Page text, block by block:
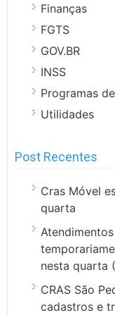
Finanças
FGTS
GOV.BR
INSS
Programas
Utilidades
Post Recentes
Cras Móvel
quarta
nesta quarta
CRAS São
cadastros e